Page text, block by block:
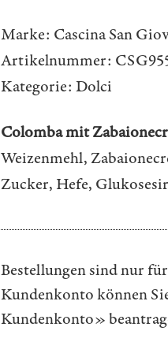
Marke: Cascina San
Artikelnummer:
Kategorie: Dolci
Colomba mit
Weizenmehl,
Zucker, Hefe,
Bestellungen sind nur
Kundenkonto können
Kundenkonto»